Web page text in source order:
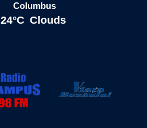
Columbus
24°C Clouds